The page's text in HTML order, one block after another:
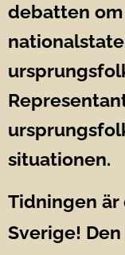
debatten
situationen.
Tidningen är
Sverige!